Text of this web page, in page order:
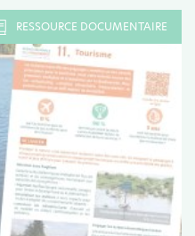
RESSOURCE DOCUMENTAIRE